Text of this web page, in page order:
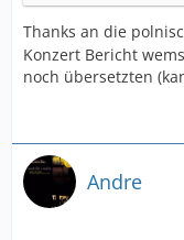
Thanks an die
Konzert Bericht
noch übersetzten
Andre